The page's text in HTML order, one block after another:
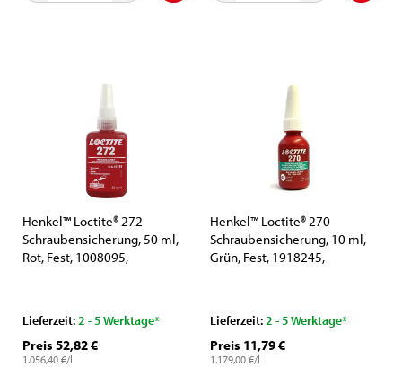
Henkel™ Loctite® 272
Schraubensicherung, 50 ml,
Rot, Fest, 1008095,
Gewindeverbindungen
geeignet
Lieferzeit:2 - 5 Werktage*
Preis 52,82 €
1.056,40 €/l
Henkel™ Loctite® 270
Schraubensicherung, 10 ml,
Grün, Fest, 1918245,
Stehbolzen
Lieferzeit:2 - 5 Werktage*
Preis 11,79 €
1.179,00 €/l